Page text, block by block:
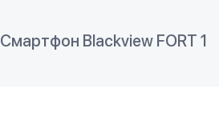
Смартфон Blackview FORT 1